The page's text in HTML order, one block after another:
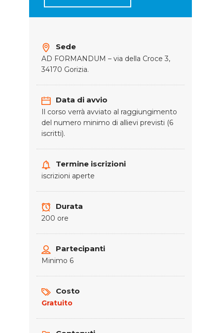
Sede
AD FORMANDUM – via della Croce 3,
34170 Gorizia.
Data di avvio
Il corso verrà avviato al raggiungimento
del numero minimo di allievi previsti (6
iscritti).
Termine iscrizioni
iscrizioni aperte
Durata
200 ore
Partecipanti
Minimo 6
Costo
Gratuito